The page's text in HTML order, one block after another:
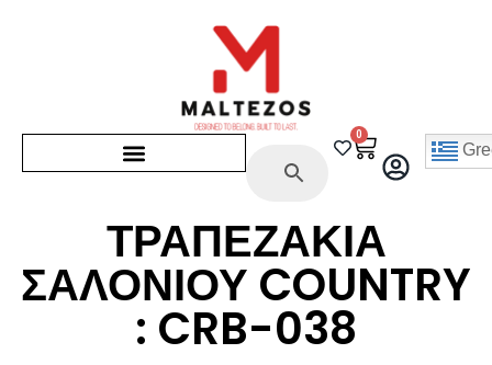
0
ΤΡΑΠΕΖΑΚΙΑ
ΣΑΛΟΝΙΟΥ COUNTRY
: CRB-038